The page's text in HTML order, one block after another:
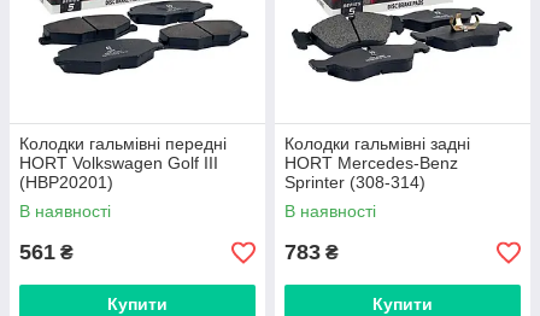
Колодки гальмівні передні
HORT Volkswagen Golf III
(HBP20201)
В наявності
561 ₴
Купити
Колодки гальмівні задні
HORT Mercedes-Benz
Sprinter (308-314)
(HBP21592)
В наявності
783 ₴
Купити